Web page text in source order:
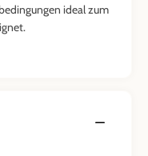
ideal zum